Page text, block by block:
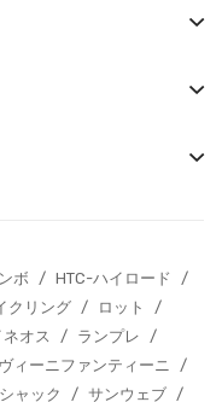
ボ / HTC-ハイロード
/
クリング / ロット
/
ネオス / ランプレ
/
ィーニファンティーニ
/
ャック / サンウェブ /